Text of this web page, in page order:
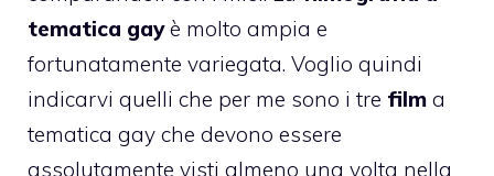
tematica gayè molto ampia e
fortunatamente variegata. Voglio quindi
indicarvi quelli che per me sono i tre film a
tematica gay che devono essere
assolutamente visti almeno una volta nella